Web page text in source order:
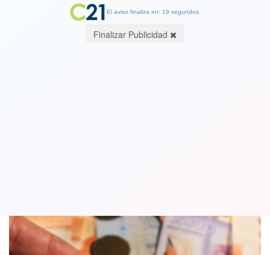
El aviso finaliza en: 19 segundos.
Finalizar Publicidad